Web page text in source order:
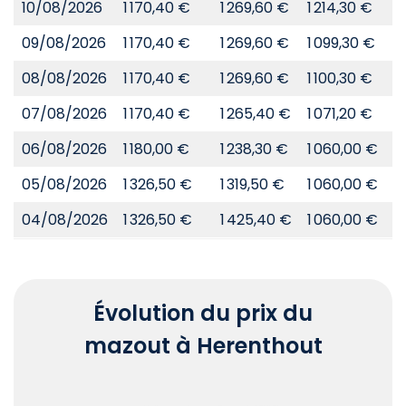
10/08/2026 1 170,40 € 1 269,60 € 1 214,30 €
09/08/2026
1 170,40 € 1 269,60 € 1 099,30 €
08/08/2026
1 170,40 € 1 269,60 € 1 100,30 €
07/08/2026
1 170,40 € 1 265,40 € 1 071,20 €
06/08/2026
1 180,00 € 1 238,30 € 1 060,00 €
05/08/2026
1 326,50 € 1 319,50 € 1 060,00 €
04/08/2026
1 326,50 € 1 425,40 € 1 060,00 €
Évolution du prix du
mazout à Herenthout